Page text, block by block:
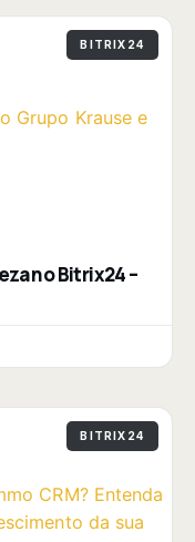
BITRIX24
no Bitrix24 –
BITRIX24